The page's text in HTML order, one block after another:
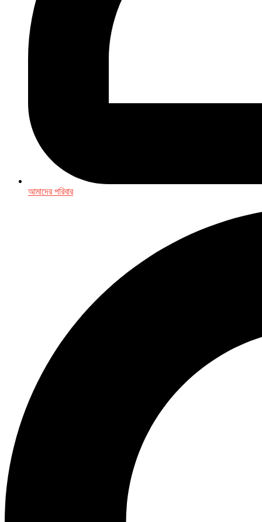
আমাদের পরিবার